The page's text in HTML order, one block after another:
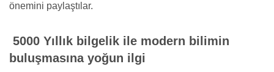
önemini paylaştılar.
5000 Yıllık bilgelik ile modern bilimin
buluşmasına yoğun ilgi